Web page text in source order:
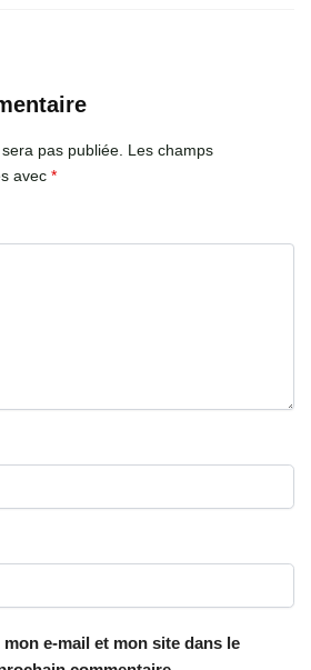
pas publiée. Les champs
avec *
e-mail et mon site dans le